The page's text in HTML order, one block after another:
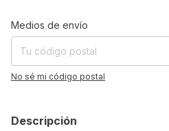
Entregas para el CP:
Medios de envío
No sé mi código postal
Descripción